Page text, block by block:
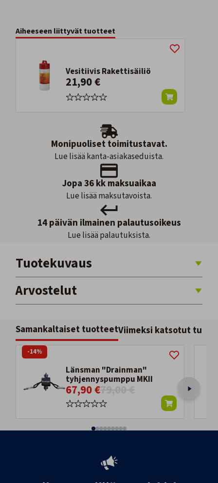
Aiheeseen liittyvät tuotteet
Vesitiivis Rakettisäiliö
21,90 €
Monipuoliset toimitustavat.
Lue lisää kanta-asiakaseduista.
Jopa 36 kk maksuaikaa
Lue lisää maksutavoista.
14 päivän ilmainen palautusoikeus
Lue lisää palautuksista.
Tuotekuvaus
Arvostelut
Samankaltaiset tuotteetViimeksi katsotut
Länsman "Drainman"
tyhjennyspumppu MKII
67,90 €79,00 €
-14%